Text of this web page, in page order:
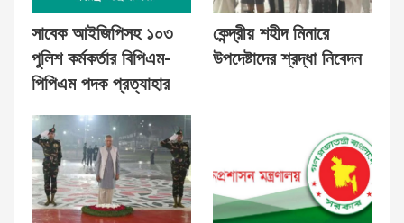
সাবেক আইজিপিসহ ১০৩
পুলিশ কর্মকর্তার বিপিএম-
পিপিএম পদক প্রত্যাহার
কেন্দ্রীয় শহীদ মিনারে
উপদেষ্টাদের শ্রদ্ধা নিবেদন